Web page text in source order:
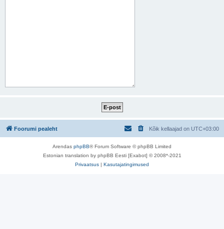
Foorumi pealeht Kõik kellaajad on UTC+03:00
Arendas phpBB® Forum Software © phpBB Limited
Estonian translation by phpBB Eesti [Exabot] © 2008*-2021
Privaatsus | Kasutajatingimused